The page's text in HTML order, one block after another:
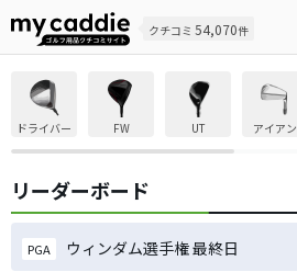
クチコミ 54,070件
ドライバー FW UT アイアン
リーダーボード
PGA ウィンダム選手権 最終日